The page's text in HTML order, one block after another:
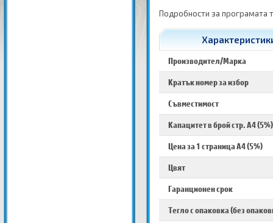
Подробности за програмата
Производител/Марка
Кратък номер за избор
Съвместимост
Капацитет в брой стр. A4 (5%)
Цена за 1 страница A4 (5%)
Цвят
Гаранционен срок
Тегло с опаковка (без